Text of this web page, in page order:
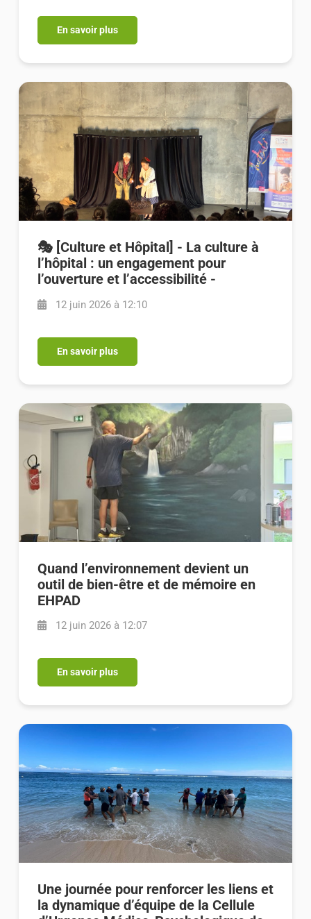
En savoir plus
🎭 [Culture et Hôpital] - La culture à
l’hôpital : un engagement pour
l’ouverture et l’accessibilité -
12 juin 2026 à 12:10
En savoir plus
Quand l’environnement devient un
outil de bien-être et de mémoire en
EHPAD
12 juin 2026 à 12:07
En savoir plus
Une journée pour renforcer les liens et
la dynamique d’équipe de la Cellule